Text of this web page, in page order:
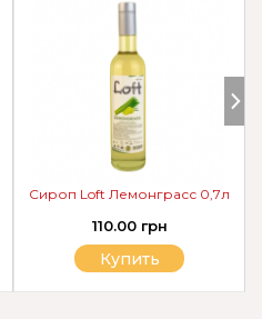
Сироп Loft Лемонграсс 0,7л
110.00 грн
Купить